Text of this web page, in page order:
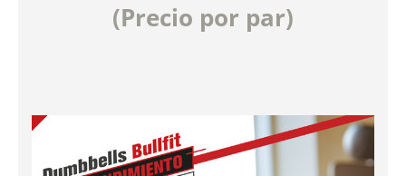
(Precio por par)